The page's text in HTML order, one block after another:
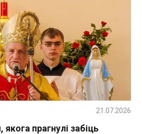
прагнулі забіць
21.07.2026